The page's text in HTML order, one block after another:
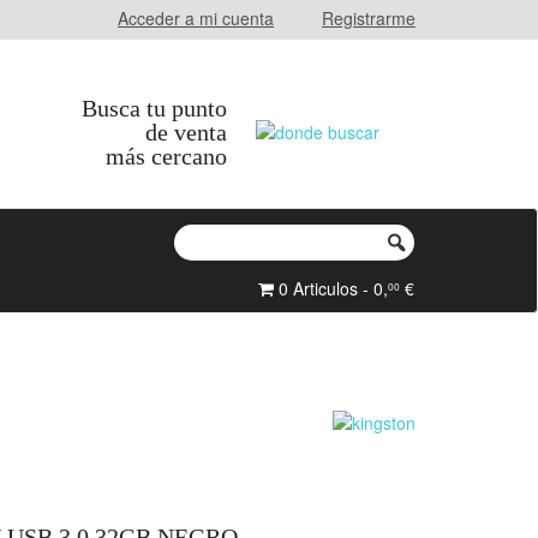
Acceder a mi cuenta Registrarme
Busca tu punto
de venta
más cercano
0 Articulos - 0,00 €